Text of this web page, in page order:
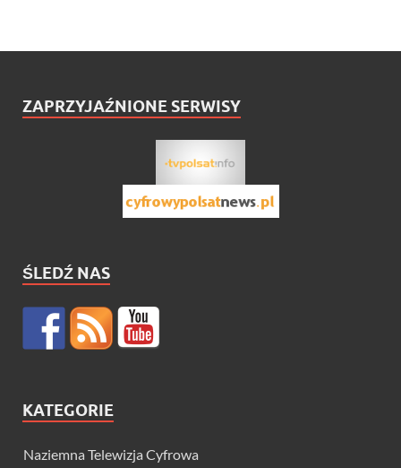
ZAPRZYJAŹNIONE SERWISY
ŚLEDŹ NAS
KATEGORIE
Naziemna Telewizja Cyfrowa